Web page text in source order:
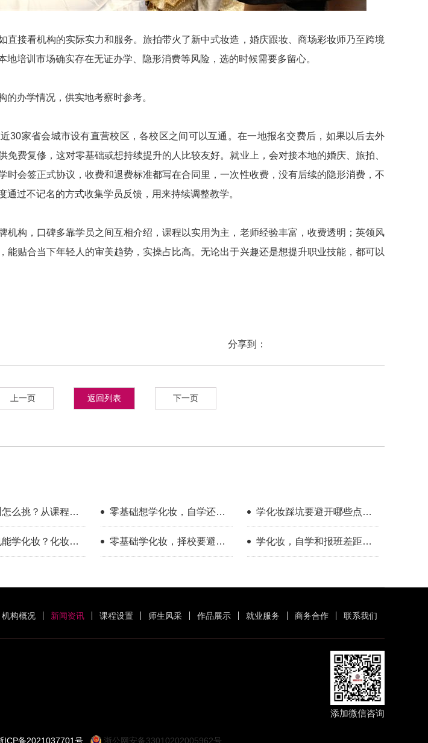
直接看机构的实际实力和服务。旅拍带火了新中式妆造，婚庆跟妆、商场彩妆师乃至跨境
培训市场确实存在无证办学、隐形消费等风险，选的时候需要多留心。
办学情况，供实地考察时参考。
30家省会城市设有直营校区，各校区之间可以互通。在一地报名交费后，如果以后去外
费复修，这对零基础或想持续提升的人比较友好。就业上，会对接本地的婚庆、旅拍、
时会签正式协议，收费和退费标准都写在合同里，一次性收费，没有后续的隐形消费，不
过不记名的方式收集学员反馈，用来持续调整教学。
机构，口碑多靠学员之间互相介绍，课程以实用为主，老师经验丰富，收费透明；英领风
能贴合当下年轻人的审美趋势，实操占比高。无论出于兴趣还是想提升职业技能，都可以
分享到：
么挑？从课程维
对比
零基础想学化妆，自学还是
找学校？过来人分享择校心
得
学化妆踩坑要避开哪些点？
新手择校干货分享
学化妆？化妆学
？
零基础学化妆，择校要避开
哪些误区？
学化妆，自学和报班差距到
底有多大？
上一页 返回列表 下一页
机构概况 新闻资讯 课程设置 师生风采 作品展示 就业服务 商务合作 联系我们
添加微信咨询
ICP备2021037701号 浙公网安备33010202005962号